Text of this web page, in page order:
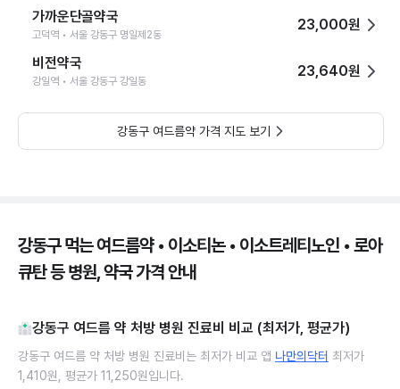
가까운단골약국
고덕역 • 서울 강동구 명일제2동
23,000원
비전약국
강일역 • 서울 강동구 강일동
23,640원
강동구 여드름약 가격 지도 보기
강동구 먹는 여드름약 • 이소티논 • 이소트레티노인 • 로아
큐탄 등 병원, 약국 가격 안내
강동구 여드름 약 처방 병원 진료비 비교 (최저가, 평균가)
강동구 여드름 약 처방 병원 진료비는 최저가 비교 앱 나만의닥터 최저가
1,410원, 평균가 11,250원입니다.